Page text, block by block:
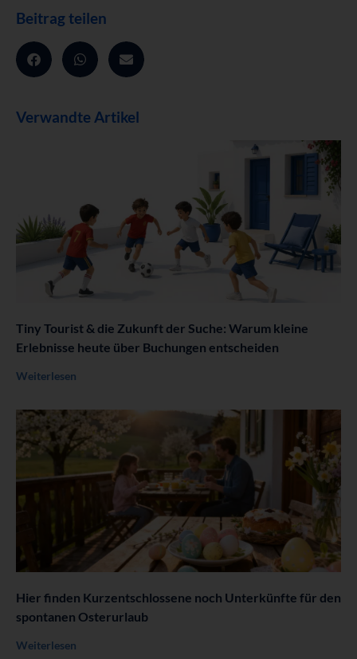
Beitrag teilen
Verwandte Artikel
Tiny Tourist & die Zukunft der Suche: Warum kleine
Erlebnisse heute über Buchungen entscheiden
Weiterlesen
Hier finden Kurzentschlossene noch Unterkünfte für den
spontanen Osterurlaub
Weiterlesen